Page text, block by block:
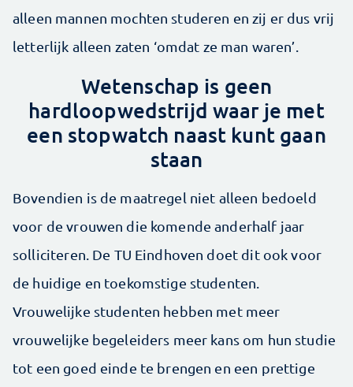
alleen mannen mochten studeren en zij er dus vrij
letterlijk alleen zaten ‘omdat ze man waren’.
Wetenschap is geen
hardloopwedstrijd waar je met
een stopwatch naast kunt gaan
staan
Bovendien is de maatregel niet alleen bedoeld
voor de vrouwen die komende anderhalf jaar
solliciteren. De TU Eindhoven doet dit ook voor
de huidige en toekoms­tige studenten.
Vrouwelijke studenten hebben met meer
vrouwelijke begeleiders meer kans om hun studie
tot een goed einde te brengen en een prettige